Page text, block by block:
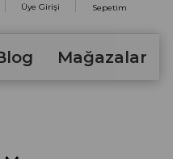
Üye Girişi Sepetim
Mağazalar